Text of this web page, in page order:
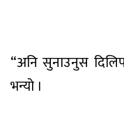
“अनि सुनाउनुस
भन्यो ।